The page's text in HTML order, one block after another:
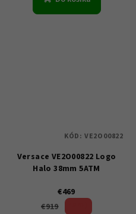
Versace VE2O00822 Logo
Halo 38mm 5ATM
€469
€919
KÓD: VE2O00822